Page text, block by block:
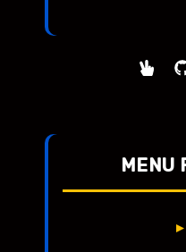
MENU